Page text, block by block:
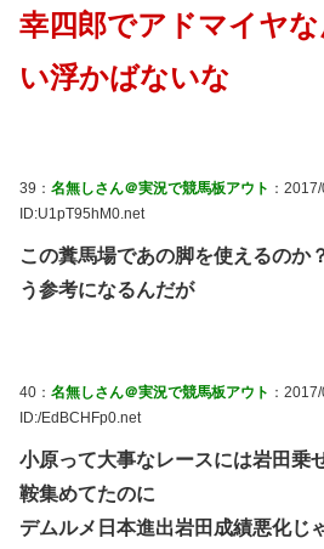
幸四郎でアドマイヤ
い浮かばないな
39： 名無しさん＠実況で競馬板アウト ：
ID:U1pT95hM0.net
この糞馬場であの脚を使えるのか
う参考になるんだが
40： 名無しさん＠実況で競馬板アウト ：
ID:/EdBCHFp0.net
小原って大事なレースには岩田乗
鞍集めてたのに
デムルメ日本進出岩田成績悪化じ